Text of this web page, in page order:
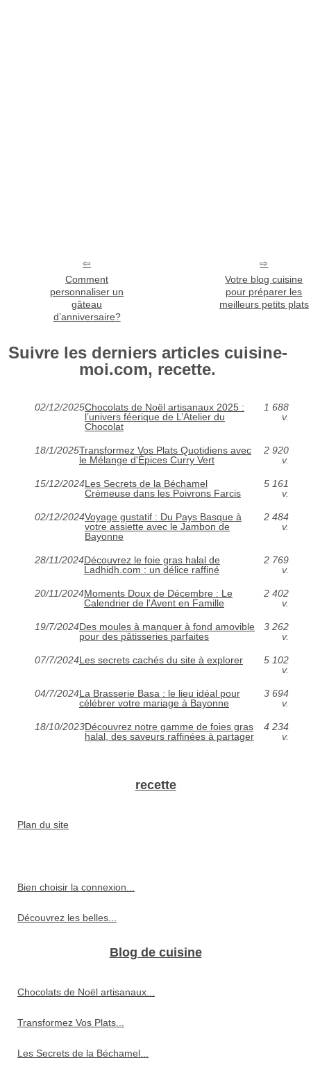
Comment
personnaliser un
gâteau
d’anniversaire?
Votre blog cuisine
pour préparer les
meilleurs petits plats
Suivre les derniers articles cuisine-
moi.com, recette.
02/12/2025Chocolats de Noël artisanaux 2025 :
l’univers féerique de L’Atelier du
Chocolat
1 688
v.
18/1/2025Transformez Vos Plats Quotidiens avec
le Mélange d'Épices Curry Vert
2 920
v.
15/12/2024Les Secrets de la Béchamel
Crémeuse dans les Poivrons Farcis
5 161
v.
02/12/2024Voyage gustatif : Du Pays Basque à
votre assiette avec le Jambon de
Bayonne
2 484
v.
28/11/2024Découvrez le foie gras halal de
Ladhidh.com : un délice raffiné
2 769
v.
20/11/2024Moments Doux de Décembre : Le
Calendrier de l'Avent en Famille
2 402
v.
19/7/2024Des moules à manquer à fond amovible
pour des pâtisseries parfaites
3 262
v.
07/7/2024Les secrets cachés du site à explorer
5 102
v.
04/7/2024La Brasserie Basa : le lieu idéal pour
célébrer votre mariage à Bayonne
3 694
v.
18/10/2023Découvrez notre gamme de foies gras
halal, des saveurs raffinées à partager
4 234
v.
recette
Plan du site
Bien choisir la connexion...
Découvrez les belles...
Blog de cuisine
Chocolats de Noël artisanaux...
Transformez Vos Plats...
Les Secrets de la Béchamel...